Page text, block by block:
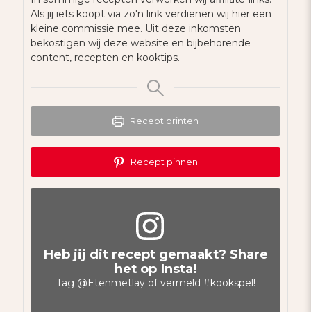
Als jij iets koopt via zo'n link verdienen wij hier een
kleine commissie mee. Uit deze inkomsten
bekostigen wij deze website en bijbehorende
content, recepten en kooktips.
Recept printen
Recept pinnen
Heb jij dit recept gemaakt? Share
het op Insta!
Tag @Etenmetlayof vermeld #kookspel!